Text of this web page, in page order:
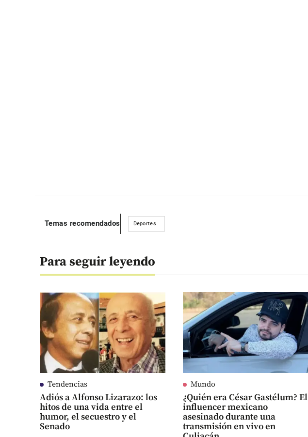
Temas recomendados Deportes
Para seguir leyendo
Tendencias
Adiós a Alfonso Lizarazo: los
hitos de una vida entre el
humor, el secuestro y el
Senado
Mundo
¿Quién era César Gastélum? El
influencer mexicano
asesinado durante una
transmisión en vivo en